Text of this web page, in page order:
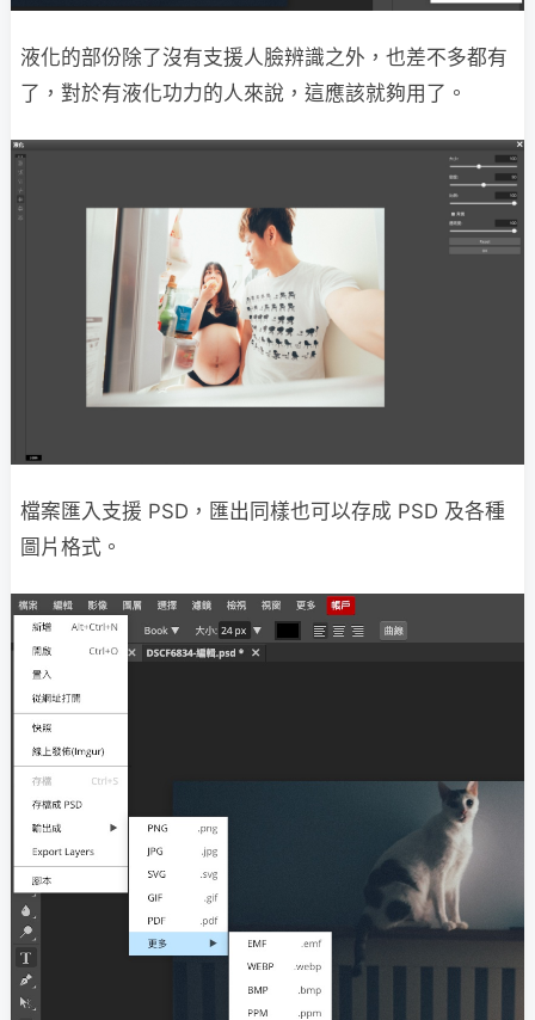
液化的部份除了沒有支援人臉辨識之外，也差不多都有
了，對於有液化功力的人來說，這應該就夠用了。
檔案匯入支援 PSD，匯出同樣也可以存成 PSD 及各種
圖片格式。